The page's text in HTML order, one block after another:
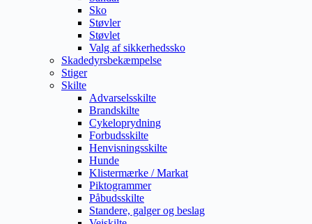
Sko
Støvler
Støvlet
Valg af sikkerhedssko
Skadedyrsbekæmpelse
Stiger
Skilte
Advarselsskilte
Brandskilte
Cykeloprydning
Forbudsskilte
Henvisningsskilte
Hunde
Klistermærke / Markat
Piktogrammer
Påbudsskilte
Standere, galger og beslag